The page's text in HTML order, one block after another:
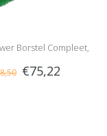
Borstel Compleet,
Groen
€75,22